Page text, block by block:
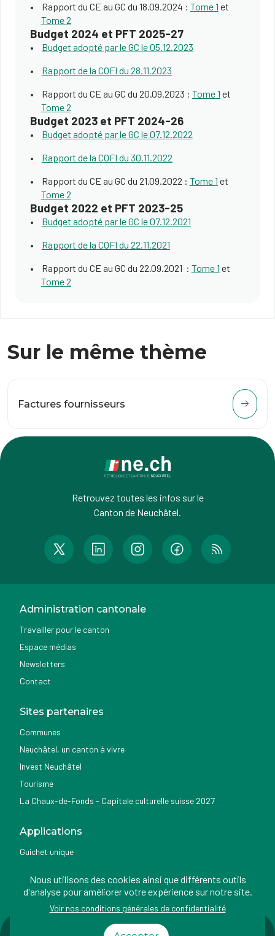
Rapport du CE au GC du 18.09.2024 : Tome 1 et
Tome 2
Budget 2024 et PFT 2025-27
Budget adopté par le GC le 05.12.2023
Rapport de la COFI du 28.11.2023
Rapport du CE au GC du 20.09.2023 : Tome 1 et
Tome 2
Budget 2023 et PFT 2024-26
Budget adopté par le GC le 07.12.2022
Rapport de la COFI du 30.11.2022
Rapport du CE au GC du 21.09.2022 : Tome 1 et
Tome 2
Budget 2022 et PFT 2023-25
Budget adopté par le GC le 07.12.2021
Rapport de la COFI du 22.11.2021
Rapport du CE au GC du 22.09.2021 : Tome 1 et
Tome 2
Sur le même thème
Factures fournisseurs
Retrouvez toutes les infos sur le
Canton de Neuchâtel.
Administration cantonale
Travailler pour le canton
Espace médias
Newsletters
Contact
Sites partenaires
Communes
Neuchâtel, un canton à vivre
Invest Neuchâtel
Tourisme
La Chaux-de-Fonds - Capitale culturelle suisse 2027
Applications
Guichet unique
Nemo news
Nous utilisons des cookies ainsi que différents outils
d'analyse pour améliorer votre expérience sur notre site.
Voir nos conditions générales de confidentialité